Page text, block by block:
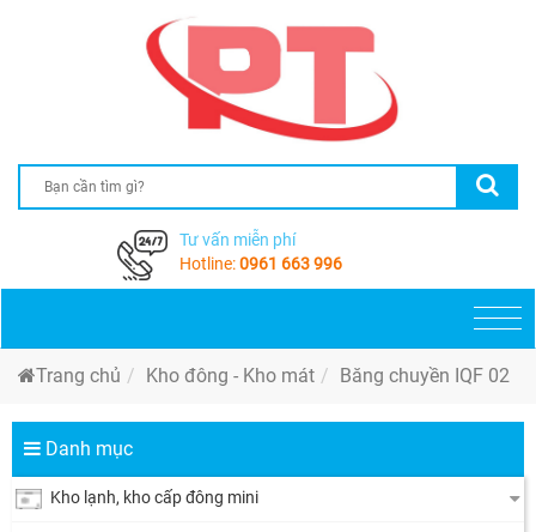
Tư vấn miễn phí
Hotline:0961 663 996
Trang chủ Kho đông - Kho mát Băng chuyền IQF 02
Danh mục
Kho lạnh, kho cấp đông mini